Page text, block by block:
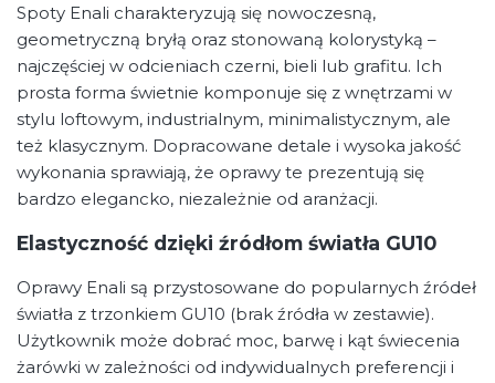
Spoty Enali charakteryzują się nowoczesną,
geometryczną bryłą oraz stonowaną kolorystyką –
najczęściej w odcieniach czerni, bieli lub grafitu. Ich
prosta forma świetnie komponuje się z wnętrzami w
stylu loftowym, industrialnym, minimalistycznym, ale
też klasycznym. Dopracowane detale i wysoka jakość
wykonania sprawiają, że oprawy te prezentują się
bardzo elegancko, niezależnie od aranżacji.
Elastyczność dzięki źródłom światła GU10
Oprawy Enali są przystosowane do popularnych źródeł
światła z trzonkiem GU10 (brak źródła w zestawie).
Użytkownik może dobrać moc, barwę i kąt świecenia
żarówki w zależności od indywidualnych preferencji i